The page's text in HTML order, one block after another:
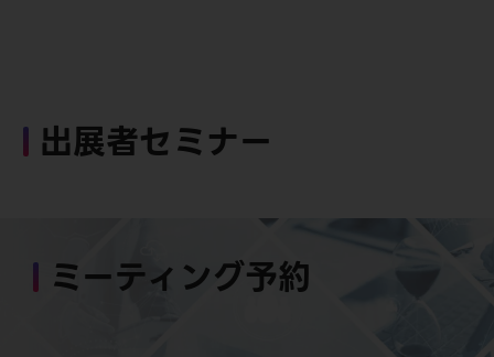
出展者セミナー
ミーティング予約